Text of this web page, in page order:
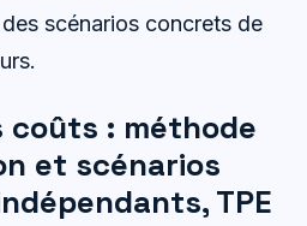
scénarios concrets de
coûts : méthode
et scénarios
TPE